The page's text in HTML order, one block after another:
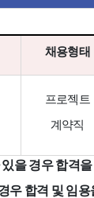
채용형태
프로젝트
계약직
을 경우 합격
우 합격 및 임용